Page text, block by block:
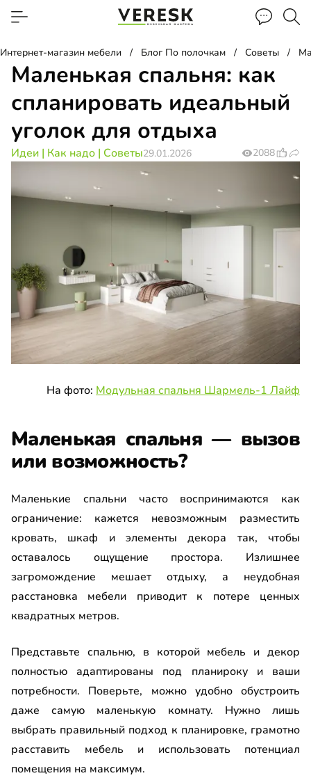
Интернет-магазин мебели Блог По полочкам Советы
Идеи | Как надо | Советы29.01.2026 2088
Маленькая спальня: как
спланировать идеальный
уголок для отдыха
На фото: Модульная спальня Шармель-1 Лайф
Маленькая спальня — вызов
или возможность?
Маленькие спальни часто воспринимаются как
ограничение: кажется невозможным разместить
кровать, шкаф и элементы декора так, чтобы
оставалось ощущение простора. Излишнее
загромождение мешает отдыху, а неудобная
расстановка мебели приводит к потере ценных
квадратных метров.
Представьте спальню, в которой мебель и декор
полностью адаптированы под планироку и ваши
потребности. Поверьте, можно удобно обустроить
даже самую маленькую комнату. Нужно лишь
выбрать правильный подход к планировке, грамотно
расставить мебель и использовать потенциал
помещения на максимум.